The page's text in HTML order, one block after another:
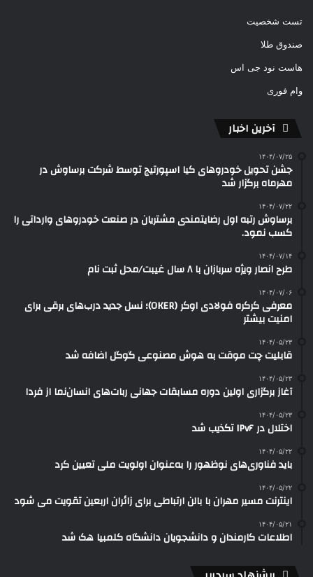
تست شخصیت
صندوق طلا
هاست نود جی اس
وام فوری
آخرین اخبار
۱۴۰۴/۰۷/۲۵
جشن تحویل خودروهای کیا اسپورتیج توسط شرکت برساوش در
مهرماه برگزار شد
۱۴۰۴/۰۷/۲۲
برساوش رتبه اول رضایتمندی مشتریان در صنعت خودروهای وارداتی را
کسب نمود.
۱۴۰۴/۰۷/۱۴
طرح انصار ویژه سربازان با ۸ سال غیبت/محل ثبت نام
۱۴۰۴/۰۷/۰۶
معرفی کرکره فولادی اوکر (OKER)؛ نسل جدید درب‌های برقی برای
امنیت بیشتر
۱۴۰۴/۰۵/۲۳
قابلیت چت موقت به هوش مصنوعی گوگل اضافه شد
۱۴۰۴/۰۵/۲۳
آغاز برگزاری اولین دوره مسابقات جهانی ربات‌های انسان‌نما از فردا
۱۴۰۴/۰۵/۲۳
اختلال در IPv۶ تکذیب شد
۱۴۰۴/۰۵/۲۲
باید فناوری‌های نوظهور را به‌عنوان اولویت ملی تعیین کرد
۱۴۰۴/۰۵/۲۲
اینترنت مسیر مهران با بالن ارتباطی برای زائران اربعین تقویت می شود
۱۴۰۴/۰۵/۲۱
اطلاعات کارمندان و دانشجویان دانشگاه کلمبیا هک شد